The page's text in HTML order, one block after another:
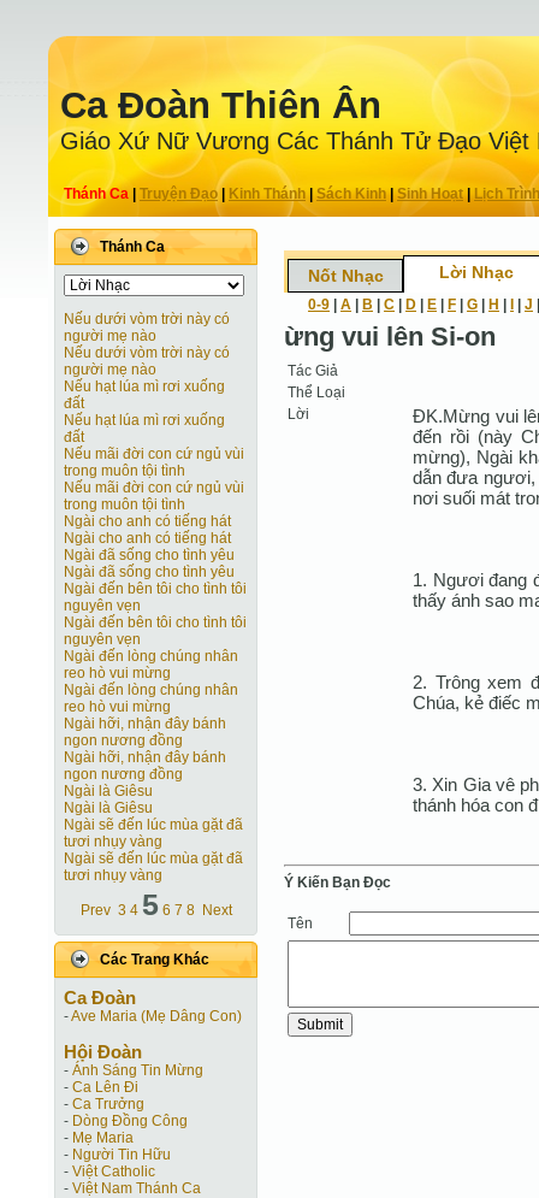
Ca Ðoàn Thiên Ân
Giáo Xứ Nữ Vương Các Thánh Tử Ðạo Việt
Thánh Ca Truyện Ðạo| Kinh Thánh Sách Kinh|Sinh Hoạt| Lịch Trình
Thánh Ca
Nếu dưới vòm trời này có
người mẹ nào
Nếu dưới vòm trời này có
người mẹ nào
Nếu hạt lúa mì rơi xuống
đất
Nếu hạt lúa mì rơi xuống
đất
Nếu mãi đời con cứ ngủ vùi
trong muôn tội tình
Nếu mãi đời con cứ ngủ vùi
trong muôn tội tình
Ngài cho anh có tiếng hát
Ngài cho anh có tiếng hát
Ngài đã sống cho tình yêu
Ngài đã sống cho tình yêu
Ngài đến bên tôi cho tình tôi
nguyên vẹn
Ngài đến bên tôi cho tình tôi
nguyên vẹn
Ngài đến lòng chúng nhân
reo hò vui mừng
Ngài đến lòng chúng nhân
reo hò vui mừng
Ngài hỡi, nhận đây bánh
ngon nương đồng
Ngài hỡi, nhận đây bánh
ngon nương đồng
Ngài là Giêsu
Ngài là Giêsu
Ngài sẽ đến lúc mùa gặt đã
tươi nhụy vàng
Ngài sẽ đến lúc mùa gặt đã
tươi nhụy vàng
Prev 3 4 5 6 7 8 Next
Các Trang Khác
Ca Ðoàn
-Ave Maria (Mẹ Dâng Con)
Hội Ðoàn
- Ánh Sáng Tin Mừng
- Ca Lên Đi
- Ca Trưởng
- Dòng Đồng Công
- Mẹ Maria
- Người Tin Hữu
- Việt Catholic
- Việt Nam Thánh Ca
Nốt Nhạc Lời Nhạc
0-9 A B C D E F G H J
ừng vui lên Si-on
Tác Giả
Thể Loại
Lời
ĐK.Mừng vui
đến rồi (này
mừng), Ngài
dẫn đưa ngươi,
nơi suối mát
1. Ngươi đang
thấy ánh sao
2. Trông xem
Chúa, kẻ điếc
3. Xin Gia vê
thánh hóa con
Ý Kiến Bạn Ðọc
Tên